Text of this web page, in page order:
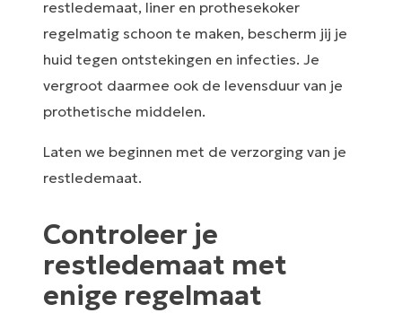
restledemaat, liner en prothesekoker
regelmatig schoon te maken, bescherm jij je
huid tegen ontstekingen en infecties. Je
vergroot daarmee ook de levensduur van je
prothetische middelen.
Laten we beginnen met de verzorging van je
restledemaat.
Controleer je
restledemaat met
enige regelmaat